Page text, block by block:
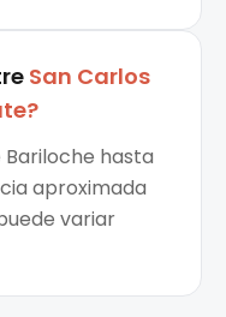
San Carlos
?
Bariloche hasta
aproximada
variar